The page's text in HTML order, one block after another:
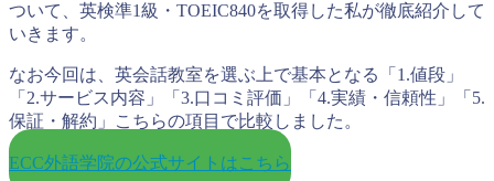
ついて、英検準1級・TOEIC840を取得した私が徹底紹介して
いきます。
なお今回は、英会話教室を選ぶ上で基本となる「1.値段」
「2.サービス内容」「3.口コミ評価」「4.実績・信頼性」「5.
保証・解約」こちらの項目で比較しました。
ECC外語学院の公式サイトはこちら